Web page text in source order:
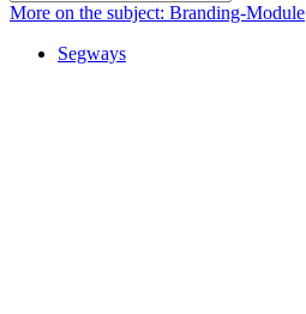
More on the subject: Branding-Module
Segways